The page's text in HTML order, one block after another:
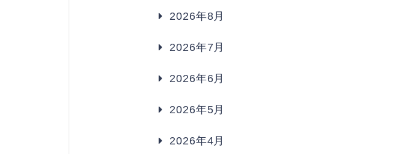
2026年8月
2026年7月
2026年6月
2026年5月
2026年4月